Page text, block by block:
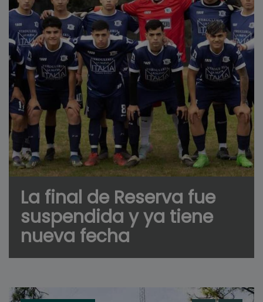
La final de Reserva fue
suspendida y ya tiene
nueva fecha